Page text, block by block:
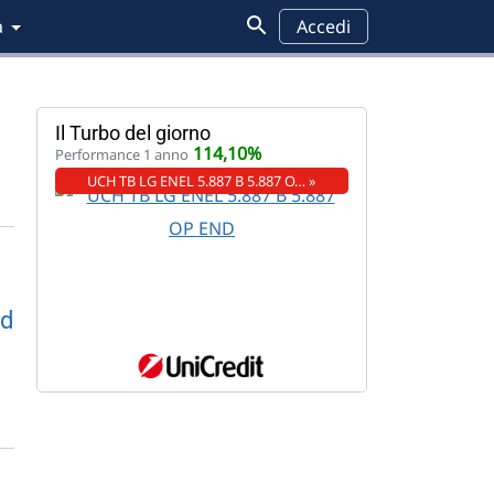
Accedi
Il Turbo del giorno
Performance 1 anno 114,10%
UCH TB LG ENEL 5.887 B 5.887 O… »